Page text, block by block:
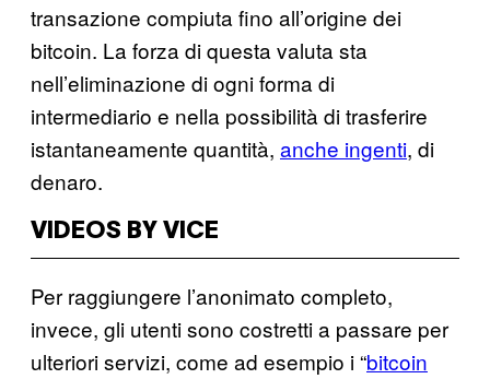
transazione compiuta fino all’origine dei
bitcoin. La forza di questa valuta sta
nell’eliminazione di ogni forma di
intermediario e nella possibilità di trasferire
istantaneamente quantità, anche ingenti, di
denaro.
VIDEOS BY VICE
Per raggiungere l’anonimato completo,
invece, gli utenti sono costretti a passare per
ulteriori servizi, come ad esempio i “bitcoin